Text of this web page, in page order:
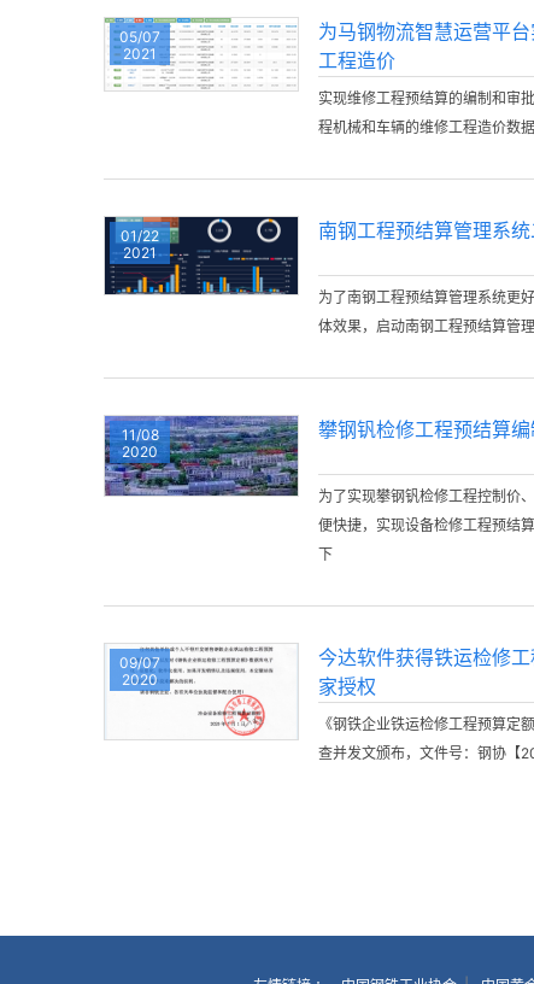
05/07
2021
为马钢物流智慧运营平
工程造价
实现维修工程预结算的编制和审
程机械和车辆的维修工程造价数据
01/22
2021
南钢工程预结算管理系
为了南钢工程预结算管理系统更
体效果，启动南钢工程预结算管
11/08
2020
攀钢钒检修工程预结算
为了实现攀钢钒检修工程控制价
便快捷，实现设备检修工程预结
下
09/07
2020
今达软件获得铁运检修
家授权
《钢铁企业铁运检修工程预算定
查并发文颁布，文件号：钢协【